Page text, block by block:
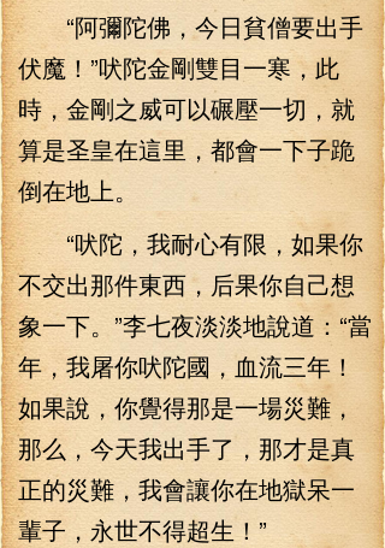
“阿彌陀佛，今日貧僧要出手
伏魔！”吠陀金剛雙目一寒，此
時，金剛之威可以碾壓一切，就
算是圣皇在這里，都會一下子跪
倒在地上。
“吠陀，我耐心有限，如果你
不交出那件東西，后果你自己想
象一下。”李七夜淡淡地說道：“當
年，我屠你吠陀國，血流三年！
如果說，你覺得那是一場災難，
那么，今天我出手了，那才是真
正的災難，我會讓你在地獄呆一
輩子，永世不得超生！”